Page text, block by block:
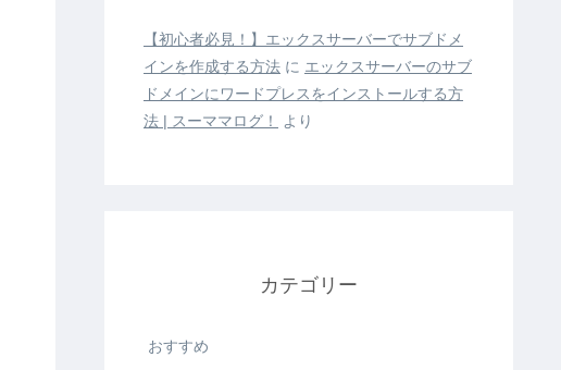
【初心者必見！】エックスサーバーでサブドメ
インを作成する方法 に エックスサーバーのサブ
ドメインにワードプレスをインストールする方
法 | スーママログ！
より
カテゴリー
おすすめ